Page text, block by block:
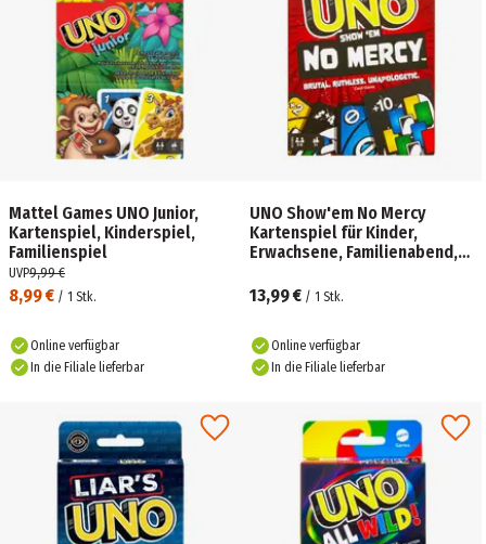
Mattel Games UNO Junior,
Kartenspiel, Kinderspiel,
Familienspiel
8,99 € / 1 Stk.
UVP9,99 €
Online verfügbar
In die Filiale lieferbar
UNO Show'em No Mercy
Kartenspiel für Kinder,
Erwachsene, Familienabend,
13,99 € / 1 Stk.
Online verfügbar
In die Filiale lieferbar